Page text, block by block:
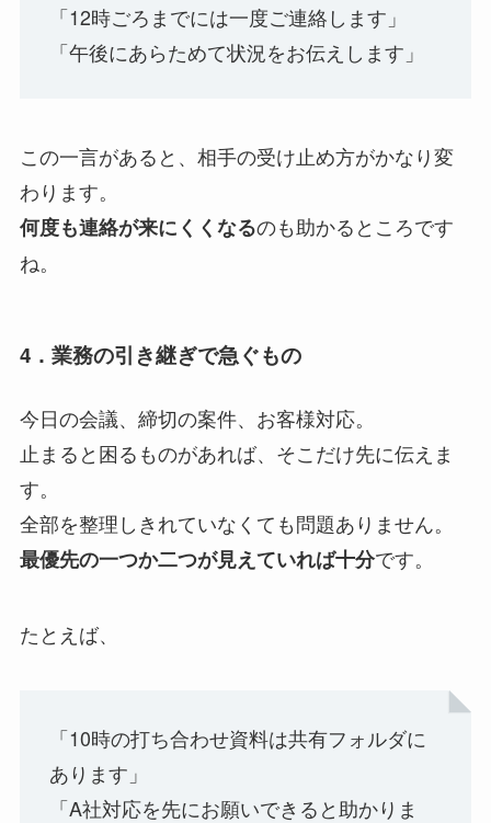
「12時ごろまでには一度ご連絡します」
「午後にあらためて状況をお伝えします」
この一言があると、相手の受け止め方がかなり変
わります。
何度も連絡が来にくくなるのも助かるところです
ね。
4．業務の引き継ぎで急ぐもの
今日の会議、締切の案件、お客様対応。
止まると困るものがあれば、そこだけ先に伝えま
す。
全部を整理しきれていなくても問題ありません。
最優先の一つか二つが見えていれば十分です。
たとえば、
「10時の打ち合わせ資料は共有フォルダに
あります」
「A社対応を先にお願いできると助かりま